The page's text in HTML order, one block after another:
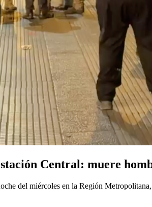
Central: muere
del miércoles en la Región